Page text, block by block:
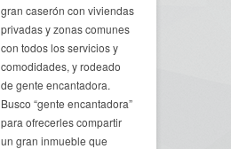
gran caserón con viviendas
privadas y zonas comunes
con todos los servicios y
comodidades, y rodeado
de gente encantadora.
Busco “gente encantadora”
para ofrecerles compartir
un gran inmueble que